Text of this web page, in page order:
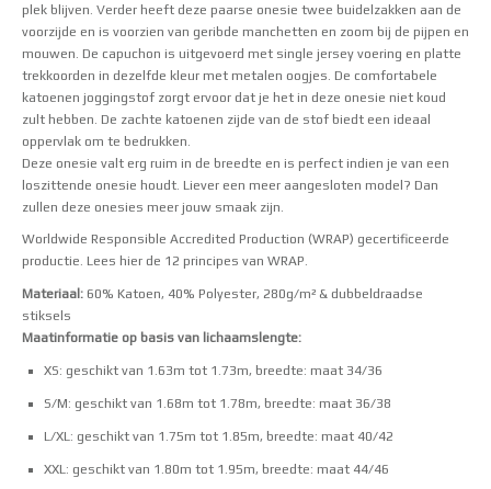
plek blijven. Verder heeft deze paarse onesie twee buidelzakken aan de
voorzijde en is voorzien van geribde manchetten en zoom bij de pijpen en
mouwen. De capuchon is uitgevoerd met single jersey voering en platte
trekkoorden in dezelfde kleur met metalen oogjes. De comfortabele
katoenen joggingstof zorgt ervoor dat je het in deze onesie niet koud
zult hebben. De zachte katoenen zijde van de stof biedt een ideaal
oppervlak om te bedrukken.
Deze onesie valt erg ruim in de breedte en is perfect indien je van een
loszittende onesie houdt. Liever een meer aangesloten model? Dan
zullen deze onesies meer jouw smaak zijn.
Worldwide Responsible Accredited Production (WRAP) gecertificeerde
productie. Lees hier de 12 principes van WRAP.
Materiaal: 60% Katoen, 40% Polyester, 280g/m² & dubbeldraadse
stiksels
Maatinformatie op basis van lichaamslengte:
XS: geschikt van 1.63m tot 1.73m, breedte: maat 34/36
S/M: geschikt van 1.68m tot 1.78m, breedte: maat 36/38
L/XL: geschikt van 1.75m tot 1.85m, breedte: maat 40/42
XXL: geschikt van 1.80m tot 1.95m, breedte: maat 44/46